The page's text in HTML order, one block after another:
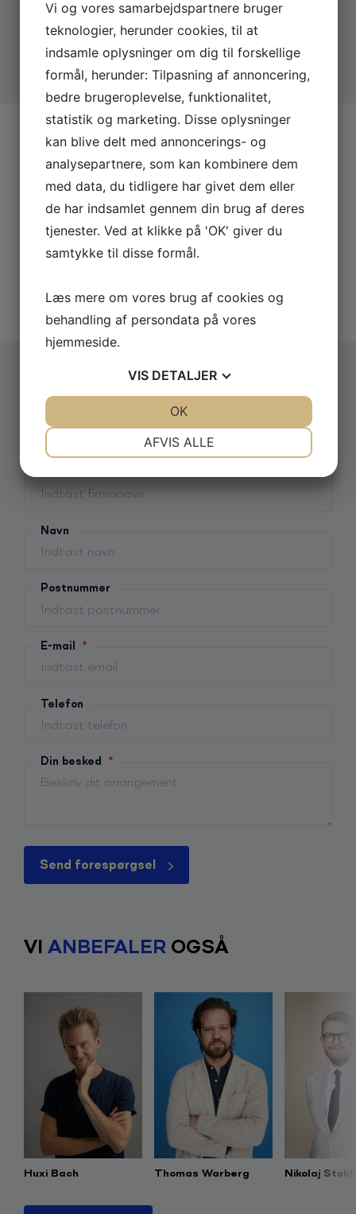
Foredrag 4
Går vejret amok?
BOOKPETER TANEV
Send os en uforpligtende forespørgsel på Peter
Tanev og få lynhurtigt svar på eksempelvis pris
og dato.
Derfor skal du booke via os:
20 års erfaring med booking
Altid uforpligtende forespørgsel
Vælg arrangementstype *
Firma
Navn
Postnummer
E-mail *
Telefon
Din besked *
Send forespørgsel
VI ANBEFALER OGSÅ
Huxi Bach Thomas Warberg Nikolaj
Vi og vores samarbejdspartnere bruger
teknologier, herunder cookies, til at
indsamle oplysninger om dig til forskellige
formål, herunder: Tilpasning af annoncering,
bedre brugeroplevelse, funktionalitet,
statistik og marketing. Disse oplysninger
kan blive delt med annoncerings- og
analysepartnere, som kan kombinere dem
med data, du tidligere har givet dem eller
de har indsamlet gennem din brug af deres
tjenester. Ved at klikke på 'OK' giver du
samtykke til disse formål.
Læs mere om vores brug af cookies og
behandling af persondata på vores
hjemmeside.
VIS DETALJER
MARKETING
AFVIS ALLE
OK